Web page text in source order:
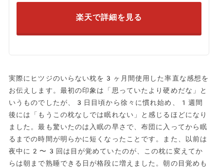
楽天で詳細を見る
実際にヒツジのいらない枕を3ヶ月間使用した率直な感想を
お伝えします。最初の印象は「思っていたより硬めだな」と
いうものでしたが、3日目頃から徐々に慣れ始め、1週間
後には「もうこの枕なしでは眠れない」と感じるほどになり
ました。最も驚いたのは入眠の早さで、布団に入ってから眠
るまでの時間が明らかに短くなったことです。また、以前は
夜中に2〜3回は目が覚めていたのが、この枕に変えてか
らは朝まで熟睡できる日が格段に増えました。朝の目覚めも